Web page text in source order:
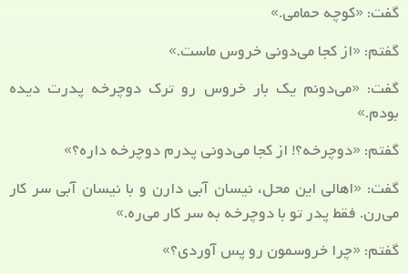
گفت: «کوچه حمامی.»
گفتم: «از کجا می‌دونی خروس ماست.»
گفت: «می‌دونم یک بار خروس رو ترک دوچرخه پدرت دیده
بودم.»
گفتم: «دوچرخه؟! از کجا می‌دونی پدرم دوچرخه داره؟»
گفت: «اهالی این محل، نیسان آبی دارن و با نیسان آبی سر کار
می‌رن. فقط پدر تو با دوچرخه به سر کار می‌ره.»
گفتم: «چرا خروسمون رو پس آوردی؟»